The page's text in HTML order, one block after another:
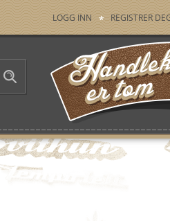
LOGG INN REGISTRER